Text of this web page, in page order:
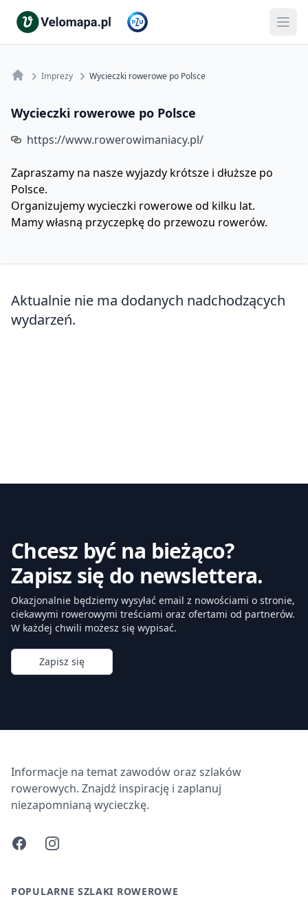
Imprezy Wycieczki rowerowe po Polsce
Wycieczki rowerowe po Polsce
https://www.rowerowimaniacy.pl/
Zapraszamy na nasze wyjazdy krótsze i dłuższe po
Polsce.
Organizujemy wycieczki rowerowe od kilku lat.
Mamy własną przyczepkę do przewozu rowerów.
Aktualnie nie ma dodanych nadchodzących
wydarzeń.
Chcesz być na bieżąco?
Zapisz się do newslettera.
Okazjonalnie będziemy wysyłać email z nowościami o stronie,
ciekawymi rowerowymi treściami oraz ofertami od partnerów.
W każdej chwili możesz się wypisać.
Zapisz się
Informacje na temat zawodów oraz szlaków
rowerowych. Znajdź inspirację i zaplanuj
niezapomnianą wycieczkę.
FacebookInstagram
POPULARNE SZLAKI ROWEROWE